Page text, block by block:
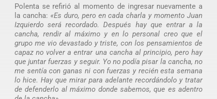
Polenta se refirió al momento de ingresar nuevamente a
la cancha: «Es duro, pero en cada charla y momento Juan
Izquierdo será recordado. Después hay que entrar a la
cancha, rendir al máximo y en lo personal creo que el
grupo me vio devastado y triste, con los pensamientos de
capaz no volver a entrar una cancha al principio, pero hay
que juntar fuerzas y seguir. Yo no podía pisar la cancha, no
me sentía con ganas ni con fuerzas y recién esta semana
lo hice. Hay que mirar para adelante recordándolo y tratar
de defenderlo al máximo donde sabemos, que es adentro